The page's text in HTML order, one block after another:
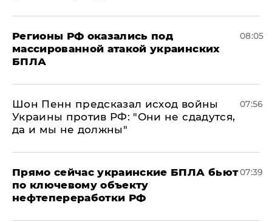
Регионы РФ оказались под
массированной атакой украинских
БПЛА
08:05
Шон Пенн предсказал исход войны
Украины против РФ: "Они не сдадутся,
да и мы не должны"
07:56
Прямо сейчас украинские БПЛА бьют
по ключевому объекту
нефтепереработки РФ
07:39